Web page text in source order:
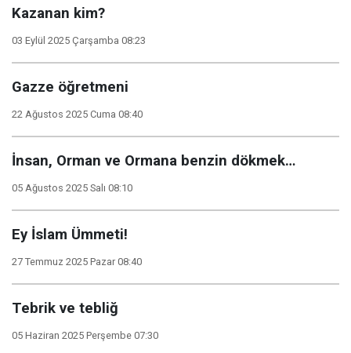
Kazanan kim?
03 Eylül 2025 Çarşamba 08:23
Gazze öğretmeni
22 Ağustos 2025 Cuma 08:40
İnsan, Orman ve Ormana benzin dökmek…
05 Ağustos 2025 Salı 08:10
Ey İslam Ümmeti!
27 Temmuz 2025 Pazar 08:40
Tebrik ve tebliğ
05 Haziran 2025 Perşembe 07:30